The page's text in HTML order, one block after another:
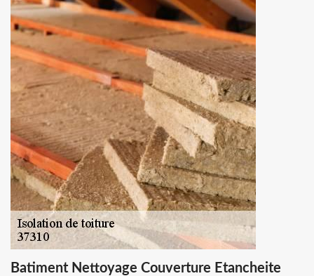
Batiment Nettoyage Couverture Etancheite